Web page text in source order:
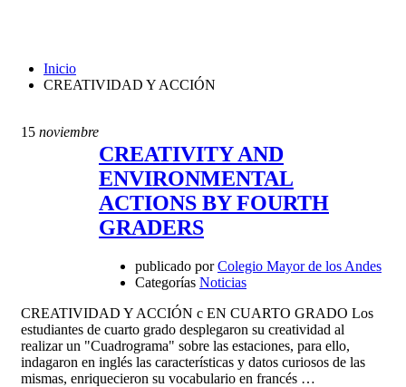
Inicio
CREATIVIDAD Y ACCIÓN
15 noviembre
CREATIVITY AND
ENVIRONMENTAL
ACTIONS BY FOURTH
GRADERS
publicado por Colegio Mayor de los Andes
Categorías Noticias
CREATIVIDAD Y ACCIÓN c EN CUARTO GRADO Los
estudiantes de cuarto grado desplegaron su creatividad al
realizar un "Cuadrograma" sobre las estaciones, para ello,
indagaron en inglés las características y datos curiosos de las
mismas, enriquecieron su vocabulario en francés …